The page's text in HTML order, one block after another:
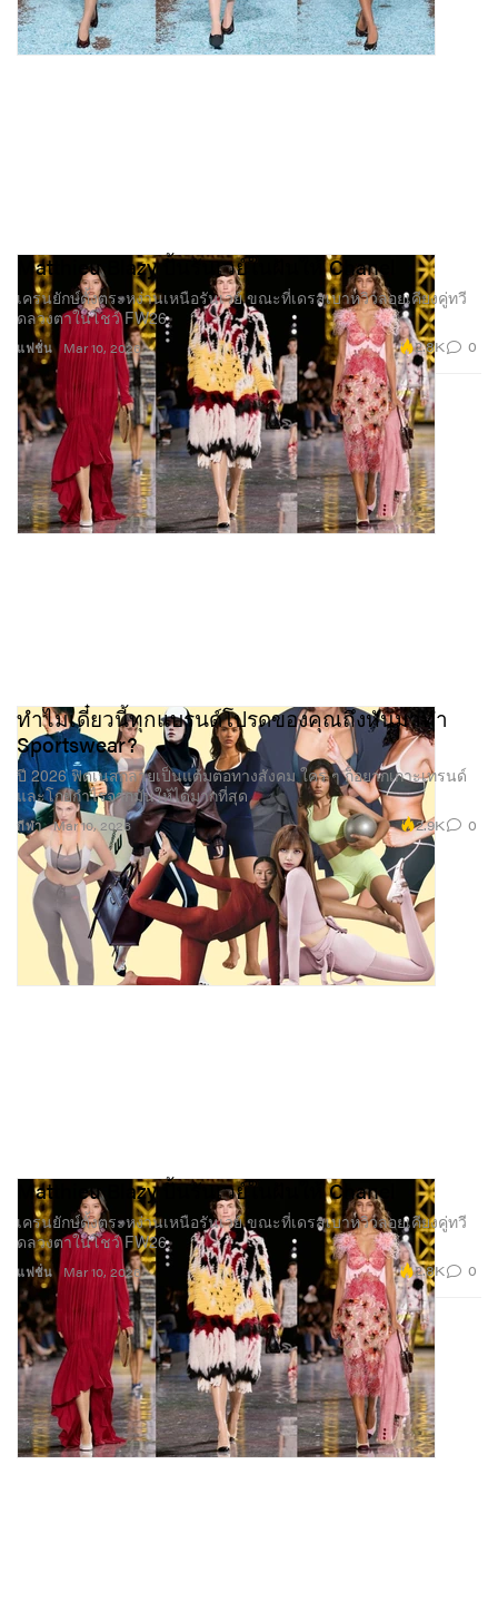
แฟชั่น
Matthieu Blazy ปั้นรันเวย์ในฝันให้ Chanel
เครนยักษ์ตั้งตระหง่านเหนือรันเวย์ ขณะที่เดรสเบาหวิวลอยเคียงคู่ทวี
ดลวงตาในโชว์ FW26.
Mar 10, 2026 2.8K 0
กีฬา
ทำไมเดี๋ยวนี้ทุกแบรนด์โปรดของคุณถึงหันมาทำ
Sportswear?
ปี 2026 ฟิตเนสกลายเป็นแต้มต่อทางสังคม ใคร ๆ ก็อยากเกาะเทรนด์
และโกยกำไรจากมันให้ได้มากที่สุด
Mar 10, 2026 2.9K 0
แฟชั่น
Matthieu Blazy ปั้นรันเวย์ในฝันให้ Chanel
เครนยักษ์ตั้งตระหง่านเหนือรันเวย์ ขณะที่เดรสเบาหวิวลอยเคียงคู่ทวี
ดลวงตาในโชว์ FW26.
Mar 10, 2026 2.8K 0